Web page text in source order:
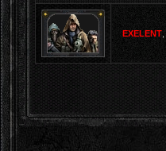
EXELENT ,